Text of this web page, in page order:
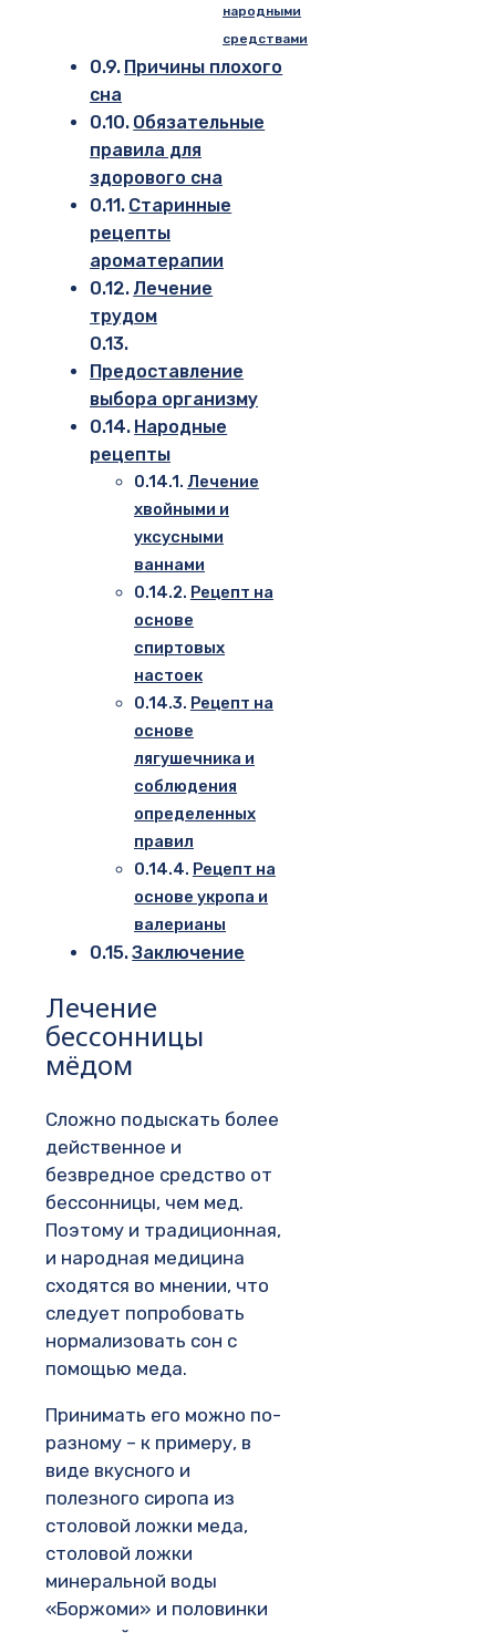
народными
средствами
Причины плохого
сна
Обязательные
правила для
здорового сна
Старинные
рецепты
ароматерапии
Лечение
трудом
Предоставление
выбора организму
Народные
рецепты
Лечение
хвойными и
уксусными
ваннами
Рецепт на
основе
спиртовых
настоек
Рецепт на
основе
лягушечника и
соблюдения
определенных
правил
Рецепт на
основе укропа и
валерианы
Заключение
Лечение
бессонницы
мёдом
Сложно подыскать более
действенное и
безвредное средство от
бессонницы, чем мед.
Поэтому и традиционная,
и народная медицина
сходятся во мнении, что
следует попробовать
нормализовать сон с
помощью меда.
Принимать его можно по-
разному – к примеру, в
виде вкусного и
полезного сиропа из
столовой ложки меда,
столовой ложки
минеральной воды
«Боржоми» и половинки